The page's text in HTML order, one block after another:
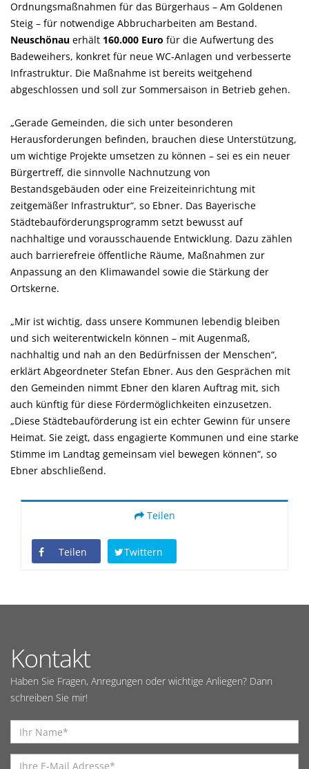
Ordnungsmaßnahmen für das Bürgerhaus – Am Goldenen
Steig – für notwendige Abbrucharbeiten am Bestand.
Neuschönau erhält 160.000 Euro für die Aufwertung des
Badeweihers, konkret für neue WC‑Anlagen und verbesserte
Infrastruktur. Die Maßnahme ist bereits weitgehend
abgeschlossen und soll zur Sommersaison in Betrieb gehen.
Gerade Gemeinden, die sich unter besonderen
Herausforderungen befinden, brauchen diese Unterstützung,
um wichtige Projekte umsetzen zu können – sei es ein neuer
Bürgertreff, die sinnvolle Nachnutzung von
Bestandsgebäuden oder eine Freizeiteinrichtung mit
zeitgemäßer Infrastruktur“, so Ebner. Das Bayerische
Städtebauförderungsprogramm setzt bewusst auf
nachhaltige und vorausschauende Entwicklung. Dazu zählen
auch barrierefreie öffentliche Räume, Maßnahmen zur
Anpassung an den Klimawandel sowie die Stärkung der
Ortskerne.
Mir ist wichtig, dass unsere Kommunen lebendig bleiben
und sich weiterentwickeln können – mit Augenmaß,
nachhaltig und nah an den Bedürfnissen der Menschen“,
erklärt Abgeordneter Stefan Ebner. Aus den Gesprächen mit
den Gemeinden nimmt Ebner den klaren Auftrag mit, sich
auch künftig für diese Fördermöglichkeiten einzusetzen.
Diese Städtebauförderung ist ein echter Gewinn für unsere
Heimat. Sie zeigt, dass engagierte Kommunen und eine starke
Stimme im Landtag gemeinsam viel bewegen können“, so
Ebner abschließend.
Teilen
Teilen Twittern
Kontakt
Haben Sie Fragen, Anregungen oder wichtige Anliegen? Dann
schreiben Sie mir!